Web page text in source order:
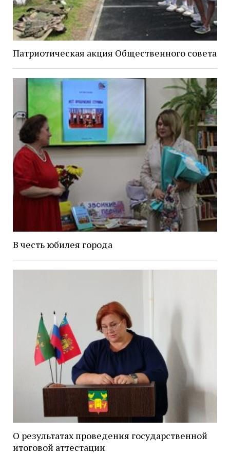
Патриотическая акция Общественного совета
В честь юбилея города
О результатах проведения государственной
итоговой аттестации